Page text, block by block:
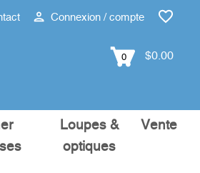
Connexion / compte
0 $0.00
Loupes &
optiques
Vente